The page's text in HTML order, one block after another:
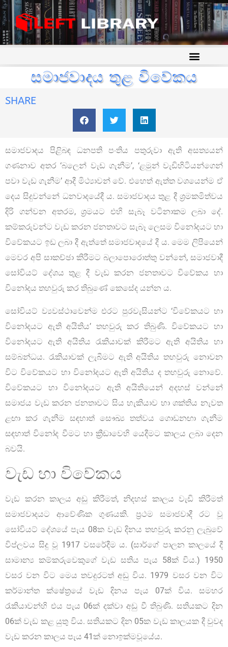
සමාජවාදය තුළ විවේකය
SHARE
සමාජවාදය පිළිබඳ ධනපති පංතිය පතුරුවා ඇති අසත්‍යයන්
ගණනාව අතර ‘බලෙන් වැඩ ගැනීම’, ‘ළමුන් වැඩිහිටියන්ගෙන්
පවා වැඩ ගැනීම’ ආදී මිථ්‍යාවන් වේ. එහෙත් ඇත්ත වශයෙන්ම ඒ
දෙය සිදුවන්නේ ධනවාදයේදී ය. සමාජවාදය තුළ දී ශ්‍රමකමිත්වය
දිරි ගන්වන අතරම, ශ්‍රමයට එහි සැබෑ වටිනාකම ලබා දේ.
කම්කරුවන්ට වැඩ කරන ජනතාවට සැබෑ ලෙසම විනෝදයට හා
විවේකයට ඉඩ ලබා දී ඇත්තේ සමාජවාදයේ දී ය. මෙම ලිපියෙන්
මෙවර අපි සාකච්ඡා කිරීමට බලාපොරොත්තු වන්නේ, සමාජවාදී
සෝවියට් දේශය තුළ දී වැඩ කරන ජනතාවට විවේකය හා
විනෝදය තහවුරු කර තිබුණේ කෙසේද යන්න ය.
සෝවියට් ව්‍යවස්ථාවෙන්ම එරට පුරවැසියන්ට ‘විවේකයට හා
විනෝදයට ඇති අයිතිය’ තහවුරු කර තිබුණි. විවේකයට හා
විනෝදයට ඇති අයිතිය රැකියාවක් කිරීමට ඇති අයිතිය හා
සම්බන්ධය. රැකියාවක් ලැබීමට ඇති අයිතිය තහවුරු නොවන
විට විවේකයට හා විනෝදයට ඇති අයිතිය ද තහවුරු නොවේ.
විවේකයට හා විනෝදයට ඇති අයිතියෙන් අදහස් වන්නේ
සමාජය වැඩ කරන ජනතාවට සිය හැකියාව හා ශක්තිය නැවත
ළඟා කර ගැනීම සඳහාත් සෞඛ්‍ය තත්වය ගොඩනඟා ගැනීම
සඳහාත් විනෝද වීමට හා ක්‍රීඩාවෙහි යෙදීමට කාලය ලබා දෙන
බවයි.
වැඩ හා විවේකය
වැඩ කරන කාලය අඩු කිරීමත්, නිදහස් කාලය වැඩි කිරීමත්
සමාජවාදයට ආවේණික ගුණයකි. ප්‍රථම සමාජවාදී රට වූ
සෝවියට් දේශයේ පැය 08ක වැඩ දිනය තහවුරු කරනු ලැබුවේ
විප්ලවය සිදු වූ 1917 වසරේදීම ය. (සාර්ගේ පාලන කාලයේ දී
සාමාන්‍ය කම්කරුවෙකුගේ වැඩ සතිය පැය 58ක් විය.) 1950
වසර වන විට මෙය තවදුරටත් අඩු විය. 1979 වසර වන විට
කර්මාන්ත ක්ෂේත්‍රයේ වැඩ දිනය පැය 07ක් විය. සමහර
රැකියාවන්හි එය පැය 06ක් දක්වා අඩු වී තිබුණි. සතියකට දින
06ක් වැඩ කළ යුතු විය. සතියකට දින 05ක වැඩ කාලයක දී වුවද
වැඩ කරන කාලය පැය 41ක් නොඉක්මවූයේය.